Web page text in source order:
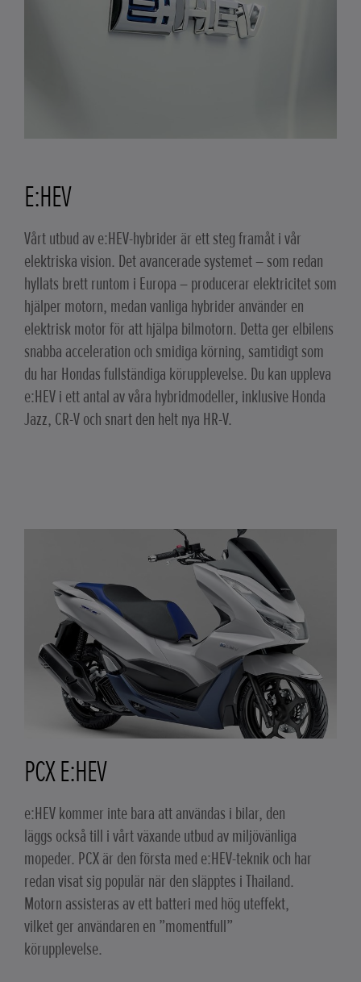
E:HEV
Vårt utbud av e:HEV-hybrider är ett steg framåt i vår
elektriska vision. Det avancerade systemet – som redan
hyllats brett runtom i Europa – producerar elektricitet som
hjälper motorn, medan vanliga hybrider använder en
elektrisk motor för att hjälpa bilmotorn. Detta ger elbilens
snabba acceleration och smidiga körning, samtidigt som
du har Hondas fullständiga körupplevelse. Du kan uppleva
e:HEV i ett antal av våra hybridmodeller, inklusive Honda
Jazz, CR-V och snart den helt nya HR-V.
PCX E:HEV
e:HEV kommer inte bara att användas i bilar, den
läggs också till i vårt växande utbud av miljövänliga
mopeder. PCX är den första med e:HEV-teknik och har
redan visat sig populär när den släpptes i Thailand.
Motorn assisteras av ett batteri med hög uteffekt,
vilket ger användaren en ”momentfull”
körupplevelse.